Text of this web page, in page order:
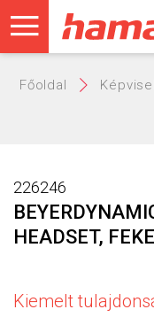
Főoldal
226246
HEADSET,
Kiemelt